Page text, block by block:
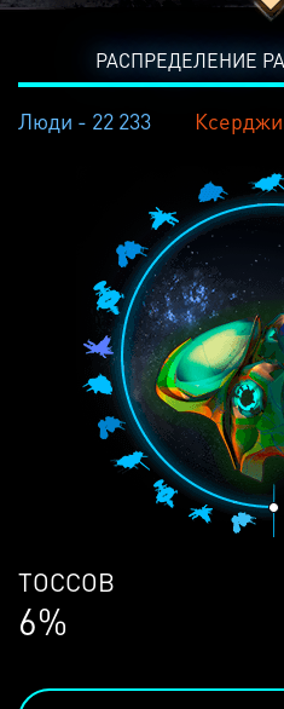
РАСПРЕДЕЛЕНИЕ
Люди - 22 233
ЛЮДЕЙ
68%